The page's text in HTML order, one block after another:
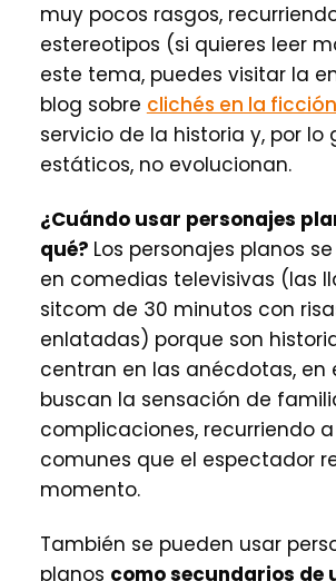
muy pocos rasgos,
estereotipos (si quieres leer
este tema, puedes visitar la
blog sobre clichés en la ficción
servicio de la historia y, por lo
estáticos, no evolucionan.
¿Cuándo usar personajes
qué? Los personajes planos
en comedias televisivas (las
sitcom de 30 minutos con
enlatadas) porque son
centran en las anécdotas, en
buscan la sensación de
complicaciones, recurriendo
comunes que el espectador
momento.
También se pueden usar
planos como secundarios de